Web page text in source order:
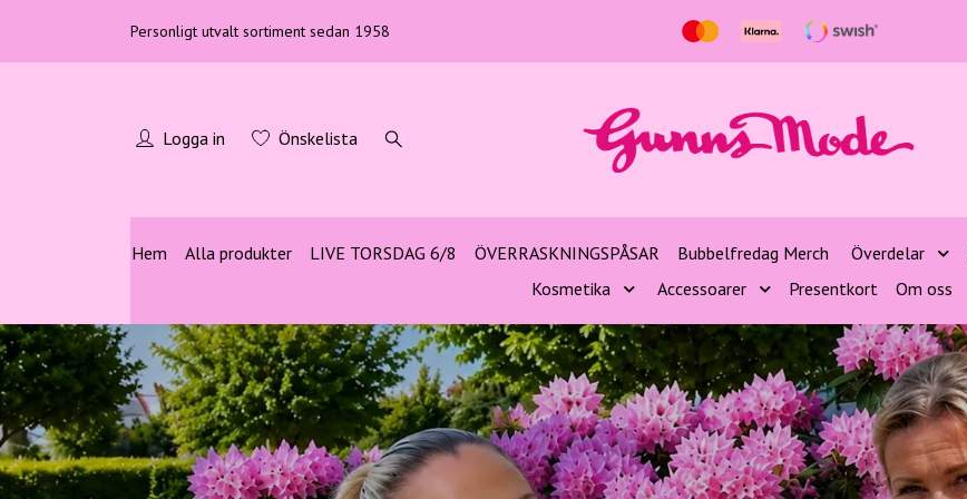
Personligt utvalt sortiment sedan 1958
Logga in Önskelista
Hem Alla produkter LIVE TORSDAG 6/8 ÖVERRASKNINGSPÅSAR Bubbelfredag Merch Överdelar
Kosmetika
Accessoarer Presentkort Om oss